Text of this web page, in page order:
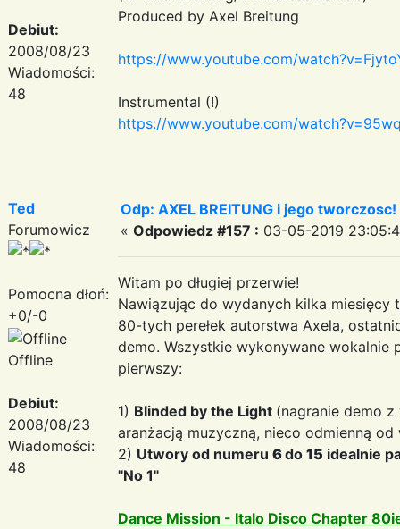
Debiut:
2008/08/23
Wiadomości:
48
Produced by Axel Breitung
https://www.youtube.com/
Instrumental (!)
https://www.youtube.com/
Ted
Forumowicz
Pomocna dłoń:
+0/-0
Offline
Debiut:
2008/08/23
Wiadomości:
48
Odp: AXEL BREITUNG i jego
« Odpowiedz #157 : 03-05-2019
Witam po długiej przerwie!
Nawiązując do wydanych kilka
80-tych perełek autorstwa Axela,
demo. Wszystkie wykonywane wokalnie
pierwszy:
1) Blinded by the Light (nagranie demo
aranżacją muzyczną, nieco odmienną
2) Utwory od numeru 6do 15 idealnie
"No 1"
Dance Mission - Italo Disco Chapter